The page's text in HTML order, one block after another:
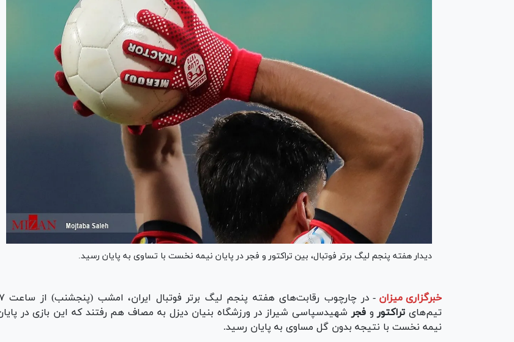
دیدار هفته پنجم لیگ برتر فوتبال، بین تراکتور و فجر در پایان نیمه نخست با تساوی به پایان رسید.
خبرگزاری میزان -
در چارچوب رقابت‌های هفته
تیم‌های تراکتور وفجر شهیدسپاسی شیراز در ورزشگاه بنیان دیزل به مصاف هم رفتند که این بازی در
نیمه نخست با نتیجه بدون گل مساوی به پایان رسید.